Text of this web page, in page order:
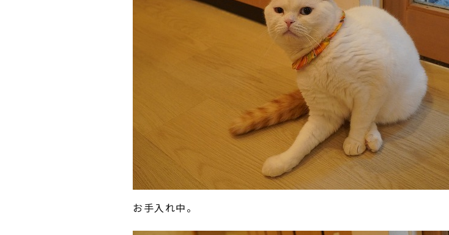
お手入れ中。